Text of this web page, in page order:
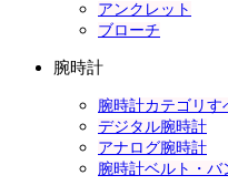
アンクレット
ブローチ
腕時計
腕時計カテゴリす
デジタル腕時計
アナログ腕時計
腕時計ベルト・バ